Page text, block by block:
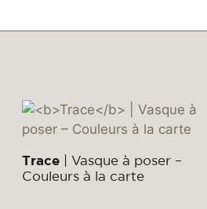
Trace | Vasque à poser –
Couleurs à la carte